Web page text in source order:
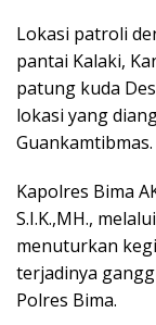
Lokasi patroli
pantai Kalaki,
patung kuda
lokasi yang
Guankamtibmas.
Kapolres Bima
S.I.K.,MH.,
menuturkan
terjadinya
Polres Bima.